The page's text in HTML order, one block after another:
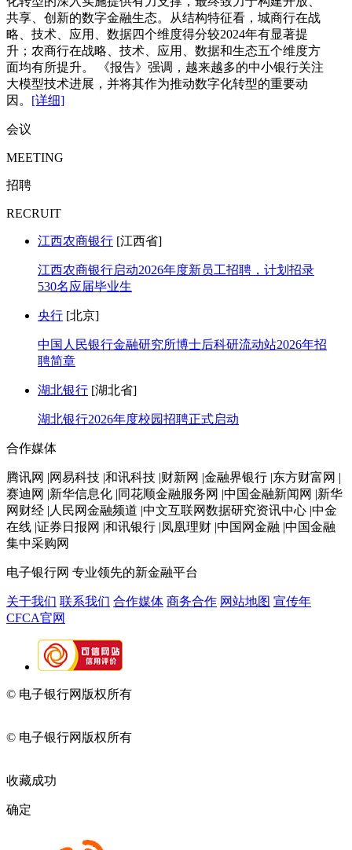
共享、创新的数字金融生态。从结构特征看，城商行在战
略、技术、应用、数据四个维度得分较2024年有显著提
升；农商行在战略、技术、应用、数据和生态五个维度方
面均有所提升。 《报告》强调，越来越多的中小银行关注
大模型技术进展，并将其作为推动数字化转型的重要动
因。 [详细]
会议
MEETING
招聘
RECRUIT
江西农商银行 [江西省]
江西农商银行启动2026年度新员工招聘，计划招录
530名应届毕业生
央行 [北京]
中国人民银行金融研究所博士后科研流动站2026年招
聘简章
湖北银行 [湖北省]
湖北银行2026年度校园招聘正式启动
合作媒体
腾讯网 |网易科技 |和讯科技 |财新网 |金融界银行 |东方财富网 |
赛迪网 |新华信息化 |同花顺金融服务网 |中国金融新闻网 |新华
网财经 |人民网金融频道 |中文互联网数据研究资讯中心 |中金
在线 |证券日报网 |和讯银行 |凤凰理财 |中国网金融 |中国金融
集中采购网
电子银行网 专业领先的新金融平台
关于我们 联系我们 合作媒体 商务合作 网站地图 宣传年
CFCA官网
© 电子银行网版权所有
© 电子银行网版权所有
收藏成功
确定